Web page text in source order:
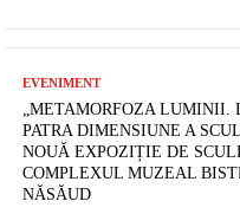
EVENIMENT
„METAMORFOZA LUMINII.
PATRA DIMENSIUNE A
NOUĂ EXPOZIȚIE DE
COMPLEXUL MUZEAL
NĂSĂUD